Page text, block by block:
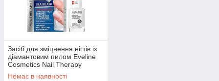
Засіб для зміцнення нігтів із
діамантовим пилом Eveline
Cosmetics Nail Therapy
Professional 12 мл
Немає в наявності